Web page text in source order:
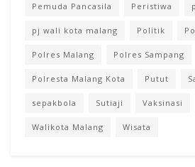
Pemuda Pancasila Peristiwa
pj wali kota malang Politik
Polres Malang Polres Sampang
Polresta Malang Kota Putut
sepakbola Sutiaji Vaksinasi
Walikota Malang Wisata